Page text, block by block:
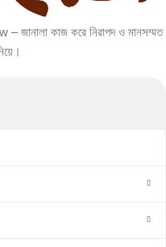
– জানালা কাজ করে নিরাপদ ও মানসম্মত